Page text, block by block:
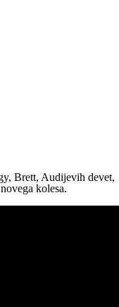
Brett, Audijevih devet,
kolesa.